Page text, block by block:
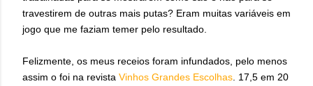
travestirem de outras mais putas? Eram muitas variáveis em
jogo que me faziam temer pelo resultado.
Felizmente, os meus receios foram infundados, pelo menos
assim o foi na revista Vinhos Grandes Escolhas . 17,5 em 20